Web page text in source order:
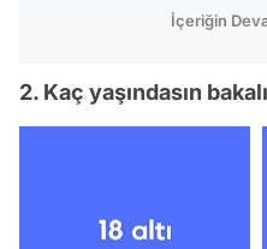
İçeriğin
2. Kaç yaşındasın